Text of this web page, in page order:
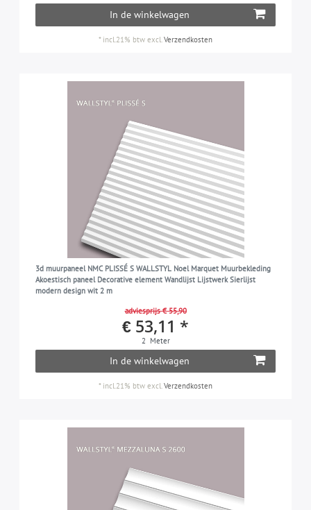
In de winkelwagen
* incl.21% btw excl. Verzendkosten
3d muurpaneel NMC PLISSÉ S WALLSTYL Noel Marquet Muurbekleding
Akoestisch paneel Decorative element Wandlijst Lijstwerk Sierlijst
modern design wit 2 m
adviesprijs € 55,90
€ 53,11 *
2 Meter
In de winkelwagen
* incl.21% btw excl.Verzendkosten